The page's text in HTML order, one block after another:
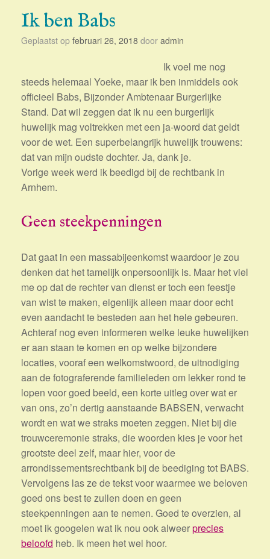
Ik ben Babs
Geplaatst op februari 26, 2018 door admin
Ik voel me nog
steeds helemaal Yoeke, maar ik ben inmiddels ook
officieel Babs, Bijzonder Ambtenaar Burgerlijke
Stand. Dat wil zeggen dat ik nu een burgerlijk
huwelijk mag voltrekken met een ja-woord dat geldt
voor de wet. Een superbelangrijk huwelijk trouwens:
dat van mijn oudste dochter. Ja, dank je.
Vorige week werd ik beedigd bij de rechtbank in
Arnhem.
Geen steekpenningen
Dat gaat in een massabijeenkomst waardoor je zou
denken dat het tamelijk onpersoonlijk is. Maar het viel
me op dat de rechter van dienst er toch een feestje
van wist te maken, eigenlijk alleen maar door echt
even aandacht te besteden aan het hele gebeuren.
Achteraf nog even informeren welke leuke huwelijken
er aan staan te komen en op welke bijzondere
locaties, vooraf een welkomstwoord, de uitnodiging
aan de fotograferende familieleden om lekker rond te
lopen voor goed beeld, een korte uitleg over wat er
van ons, zo’n dertig aanstaande BABSEN, verwacht
wordt en wat we straks moeten zeggen. Niet bij die
trouwceremonie straks, die woorden kies je voor het
grootste deel zelf, maar hier, voor de
arrondissementsrechtbank bij de beediging tot BABS.
Vervolgens las ze de tekst voor waarmee we beloven
goed ons best te zullen doen en geen
steekpenningen aan te nemen. Goed te overzien, al
moet ik googelen wat ik nou ook alweerprecies
beloofd heb. Ik meen het wel hoor.